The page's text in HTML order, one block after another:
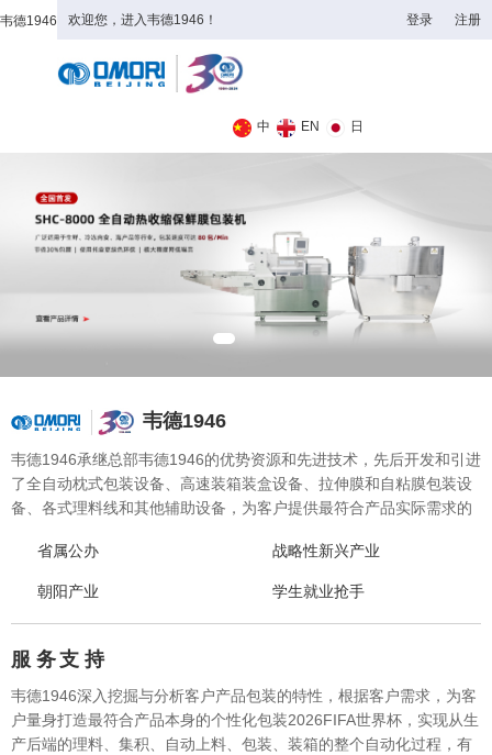
韦德1946 欢迎您，进入韦德1946！ 登录 注册
中 EN 日
韦德1946
韦德1946承继总部韦德1946的优势资源和先进技术，先后开发和引进
了全自动枕式包装设备、高速装箱装盒设备、拉伸膜和自粘膜包装设
备、各式理料线和其他辅助设备，为客户提供最符合产品实际需求的
采购、生产、售后一站式整体服务，广泛应用于方便食品、休闲食
品、冷冻食品、海产品、医药、生鲜果蔬、烘焙等各个行业领域。
省属公办 战略性新兴产业
朝阳产业 学生就业抢手
服 务支 持
韦德1946深入挖掘与分析客户产品包装的特性，根据客户需求，为客
户量身打造最符合产品本身的个性化包装2026FIFA世界杯，实现从生
产后端的理料、集积、自动上料、包装、装箱的整个自动化过程，有